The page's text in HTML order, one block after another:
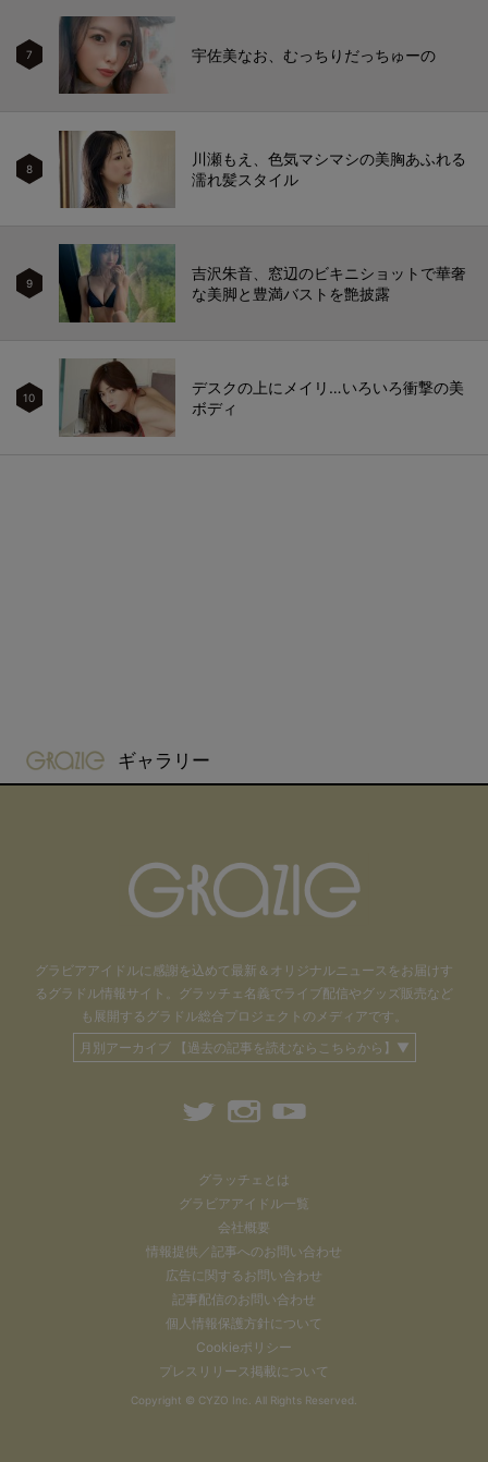
7 宇佐美なお、むっちりだっちゅーの
8
川瀬もえ、色気マシマシの美胸あふれる
濡れ髪スタイル
9
吉沢朱音、窓辺のビキニショットで華奢
な美脚と豊満バストを艶披露
10
デスクの上にメイリ…いろいろ衝撃の美
ボディ
gravure-grazie
ギャラリー
グラビアアイドルに感謝を込めて 最新＆オリジナルニュースをお届けす
るグラドル情報サイト。
グラッチェ名義でライブ配信や グッズ販売など
も 展開するグラドル総合プロジェクトのメディアです。
月別アーカイブ 【過去の記事を読むならこちらから】▼
グラッチェとは
グラビアアイドル一覧
会社概要
情報提供／記事へのお問い合わせ
広告に関するお問い合わせ
記事配信のお問い合わせ
個人情報保護方針について
Cookieポリシー
プレスリリース掲載について
Copyright © CYZO Inc. All Rights Reserved.